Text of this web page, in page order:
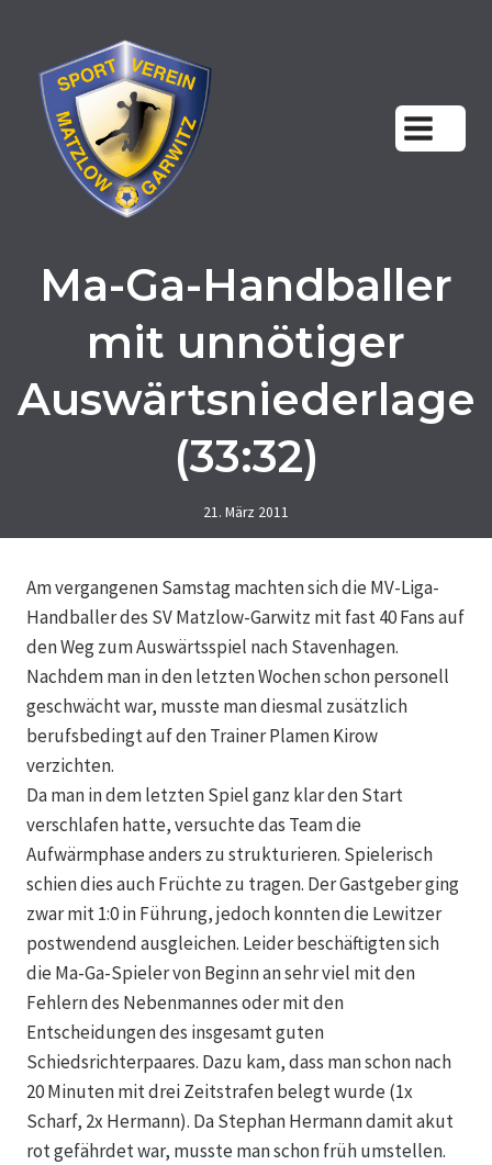
springen
Ma-Ga-Handballer
mit unnötiger
Auswärtsniederlage
(33:32)
21. März 2011
Am vergangenen Samstag machten sich die MV-Liga-
Handballer des SV Matzlow-Garwitz mit fast 40 Fans auf
den Weg zum Auswärtsspiel nach Stavenhagen.
Nachdem man in den letzten Wochen schon personell
geschwächt war, musste man diesmal zusätzlich
berufsbedingt auf den Trainer Plamen Kirow
verzichten.
Da man in dem letzten Spiel ganz klar den Start
verschlafen hatte, versuchte das Team die
Aufwärmphase anders zu strukturieren. Spielerisch
schien dies auch Früchte zu tragen. Der Gastgeber ging
zwar mit 1:0 in Führung, jedoch konnten die Lewitzer
postwendend ausgleichen. Leider beschäftigten sich
die Ma-Ga-Spieler von Beginn an sehr viel mit den
Fehlern des Nebenmannes oder mit den
Entscheidungen des insgesamt guten
Schiedsrichterpaares. Dazu kam, dass man schon nach
20 Minuten mit drei Zeitstrafen belegt wurde (1x
Scharf, 2x Hermann). Da Stephan Hermann damit akut
rot gefährdet war, musste man schon früh umstellen.